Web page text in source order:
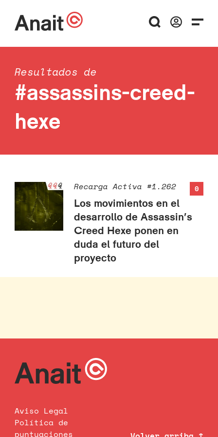
Resultados de
#assassins-creed-
hexe
0
Recarga Activa #1.262
Los movimientos en el
desarrollo de Assassin’s
Creed Hexe ponen en
duda el futuro del
proyecto
Aviso Legal
Política de
puntuaciones